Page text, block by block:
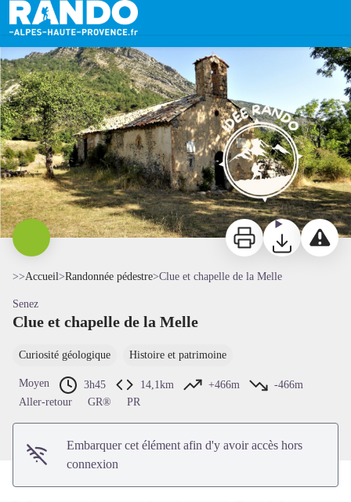
Clue et chapelle de la Melle
Chapelle de la Melle - ADRI 04
Voir l'image en plein écran
ImprimerTéléchargerSignaler
>>Accueil>Randonnée pédestre>Clue et chapelle de la Melle
Senez
Clue et chapelle de la Melle
Curiosité géologique Histoire et patrimoine
Moyen 3h45 14,1km +466m
-466m
Aller-retour
GR® PR
Embarquer cet élément afin d'y avoir accès hors
connexion